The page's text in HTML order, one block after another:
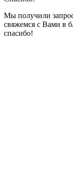
Мы получили
свяжемся c Вами в
спасибо!